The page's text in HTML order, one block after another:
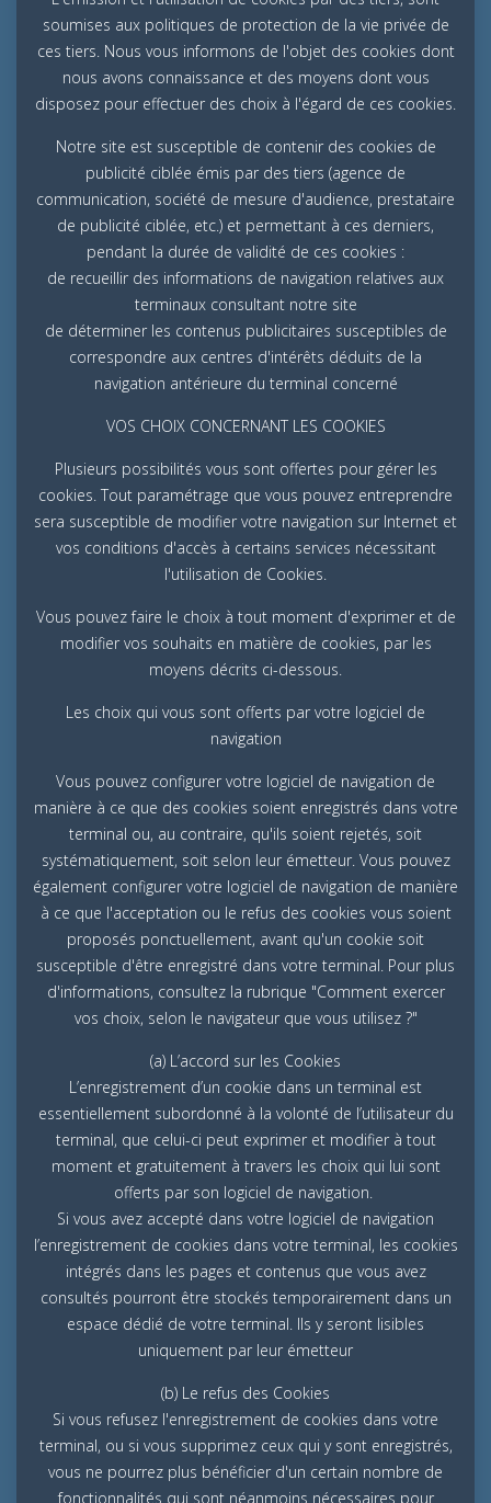
soumises aux politiques de protection de la vie privée de
ces tiers. Nous vous informons de l'objet des cookies dont
nous avons connaissance et des moyens dont vous
disposez pour effectuer des choix à l'égard de ces cookies.
Notre site est susceptible de contenir des cookies de
publicité ciblée émis par des tiers (agence de
communication, société de mesure d'audience, prestataire
de publicité ciblée, etc.) et permettant à ces derniers,
pendant la durée de validité de ces cookies :
de recueillir des informations de navigation relatives aux
terminaux consultant notre site
de déterminer les contenus publicitaires susceptibles de
correspondre aux centres d'intérêts déduits de la
navigation antérieure du terminal concerné
VOS CHOIX CONCERNANT LES COOKIES
Plusieurs possibilités vous sont offertes pour gérer les
cookies. Tout paramétrage que vous pouvez entreprendre
sera susceptible de modifier votre navigation sur Internet et
vos conditions d'accès à certains services nécessitant
l'utilisation de Cookies.
Vous pouvez faire le choix à tout moment d'exprimer et de
modifier vos souhaits en matière de cookies, par les
moyens décrits ci-dessous.
Les choix qui vous sont offerts par votre logiciel de
navigation
Vous pouvez configurer votre logiciel de navigation de
manière à ce que des cookies soient enregistrés dans votre
terminal ou, au contraire, qu'ils soient rejetés, soit
systématiquement, soit selon leur émetteur. Vous pouvez
également configurer votre logiciel de navigation de manière
à ce que l'acceptation ou le refus des cookies vous soient
proposés ponctuellement, avant qu'un cookie soit
susceptible d'être enregistré dans votre terminal. Pour plus
d'informations, consultez la rubrique "Comment exercer
vos choix, selon le navigateur que vous utilisez ?"
(a) L’accord sur les Cookies
L’enregistrement d’un cookie dans un terminal est
essentiellement subordonné à la volonté de l’utilisateur du
terminal, que celui-ci peut exprimer et modifier à tout
moment et gratuitement à travers les choix qui lui sont
offerts par son logiciel de navigation.
Si vous avez accepté dans votre logiciel de navigation
l’enregistrement de cookies dans votre terminal, les cookies
intégrés dans les pages et contenus que vous avez
consultés pourront être stockés temporairement dans un
espace dédié de votre terminal. Ils y seront lisibles
uniquement par leur émetteur
(b) Le refus des Cookies
Si vous refusez l'enregistrement de cookies dans votre
terminal, ou si vous supprimez ceux qui y sont enregistrés,
vous ne pourrez plus bénéficier d'un certain nombre de
fonctionnalités qui sont néanmoins nécessaires pour